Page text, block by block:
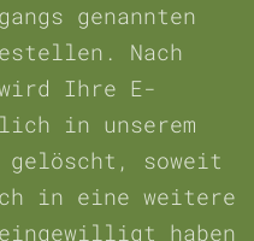
genannten
Nach
Ihre E-
in unserem
soweit
in eine weitere
haben